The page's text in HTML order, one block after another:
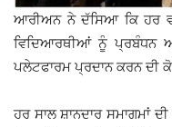
ਆਰੀਅਨ ਨੇ ਦੱਸਿਆ ਕਿ ਹਰ
ਵਿਦਿਆਰਥੀਆਂ ਨੂੰ ਪ੍ਰਬੰਧਨ
ਪਲੇਟਫਾਰਮ ਪ੍ਰਦਾਨ ਕਰਨ ਦੀ
ਹਰ ਸਾਲ ਸ਼ਾਨਦਾਰ ਸਮਾਗਮਾਂ